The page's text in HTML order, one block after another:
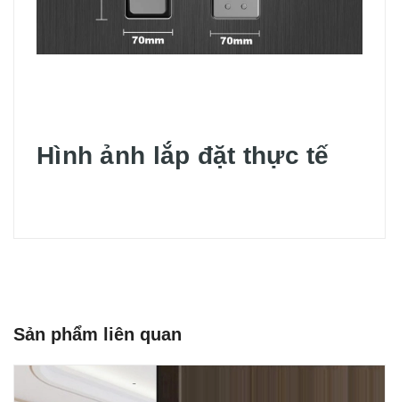
Hình ảnh lắp đặt thực tế
Sản phẩm liên quan